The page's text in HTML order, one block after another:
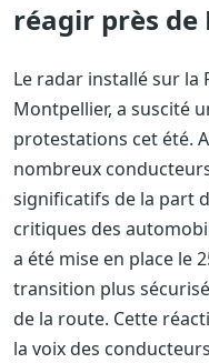
réagir près
Le radar installé sur la
Montpellier, a suscité
protestations cet été.
nombreux
significatifs de la part
critiques des
a été mise en place le
transition plus
de la route. Cette
la voix des